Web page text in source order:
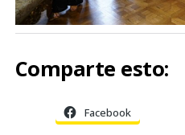
Comparte esto:
Facebook